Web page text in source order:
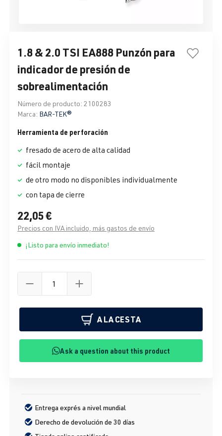
1.8 & 2.0 TSI EA888 Punzón para
indicador de presión de
sobrealimentación
Número de producto: 2100283
Marca: BAR-TEK®
Herramienta de perforación
fresado de acero de alta calidad
fácil montaje
de otro modo no disponibles individualmente
con tapa de cierre
22,05 €
Precios con IVA incluido, más gastos de envío
¡Listo para envío inmediato!
A LA CESTA
Ask a question about this product
Entrega exprés a nivel mundial
Derecho de devolución de 30 días